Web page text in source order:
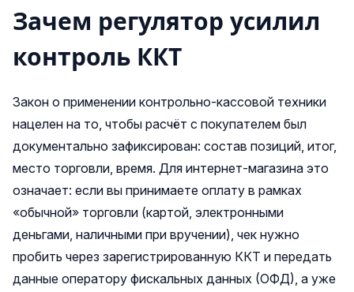
Зачем регулятор усилил
контроль ККТ
Закон о применении контрольно‑кассовой техники
нацелен на то, чтобы расчёт с покупателем был
документально зафиксирован: состав позиций, итог,
место торговли, время. Для интернет‑магазина это
означает: если вы принимаете оплату в рамках
«обычной» торговли (картой, электронными
деньгами, наличными при вручении), чек нужно
пробить через зарегистрированную ККТ и передать
данные оператору фискальных данных (ОФД), а уже